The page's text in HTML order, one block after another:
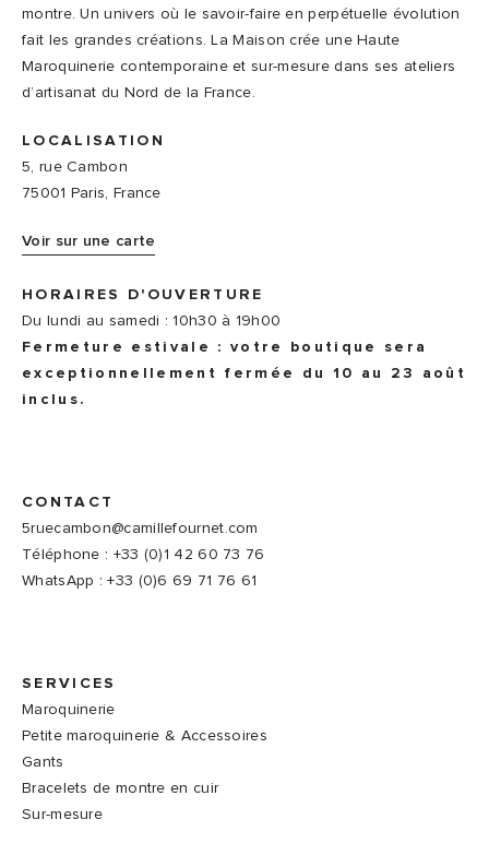
montre. Un univers où le savoir-faire en perpétuelle évolution
fait les grandes créations. La Maison crée une Haute
Maroquinerie contemporaine et sur-mesure dans ses ateliers
d’artisanat du Nord de la France.
LOCALISATION
5, rue Cambon
75001 Paris, France
Voir sur une carte
HORAIRES D'OUVERTURE
Du lundi au samedi : 10h30 à 19h00
Fermeture estivale : votre boutique sera
exceptionnellement fermée du 10 au 23 août
inclus.
CONTACT
5ruecambon@camillefournet.com
Téléphone : +33 (0)1 42 60 73 76
WhatsApp : +33 (0)6 69 71 76 61
SERVICES
Maroquinerie
Petite maroquinerie & Accessoires
Gants
Bracelets de montre en cuir
Sur-mesure